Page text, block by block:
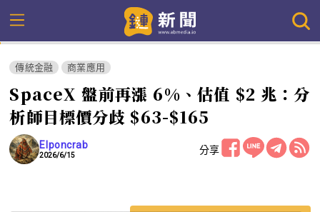
傳統金融 商業應用
SpaceX 盤前再漲 6%、估值 $2 兆：分
析師目標價分歧 $63-$165
Elponcrab
2026/6/15 分享